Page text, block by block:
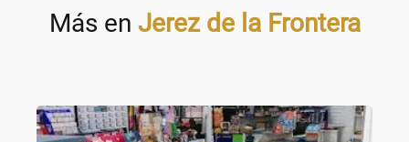
Más en Jerez de la Frontera